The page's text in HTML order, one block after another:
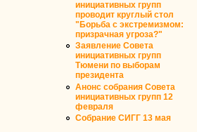
инициативных групп
проводит круглый стол
"Борьба с экстремизмом:
призрачная угроза?"
Заявление Совета
инициативных групп
Тюмени по выборам
президента
Анонс собрания Совета
инициативных групп 12
февраля
Собрание СИГГ 13 мая